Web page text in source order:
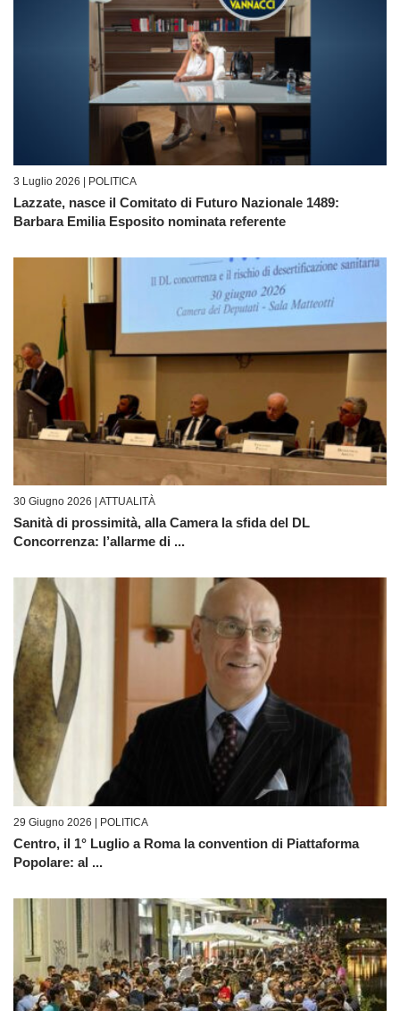
3 Luglio 2026 | POLITICA
Lazzate, nasce il Comitato di Futuro Nazionale 1489:
Barbara Emilia Esposito nominata referente
30 Giugno 2026 | ATTUALITÀ
Sanità di prossimità, alla Camera la sfida del DL
Concorrenza: l’allarme di ...
29 Giugno 2026 | POLITICA
Centro, il 1° Luglio a Roma la convention di Piattaforma
Popolare: al ...